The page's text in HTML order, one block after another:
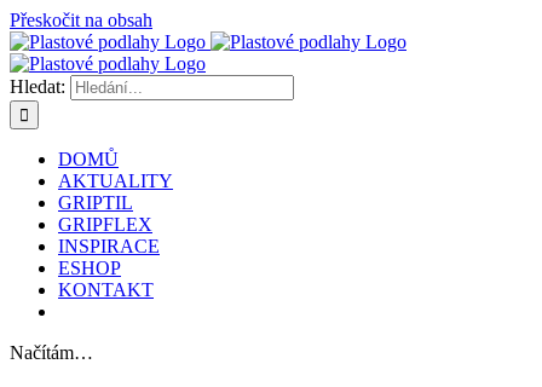
Přeskočit na obsah
Hledat:
DOMŮ
AKTUALITY
GRIPTIL
GRIPFLEX
INSPIRACE
ESHOP
KONTAKT
Načítám…